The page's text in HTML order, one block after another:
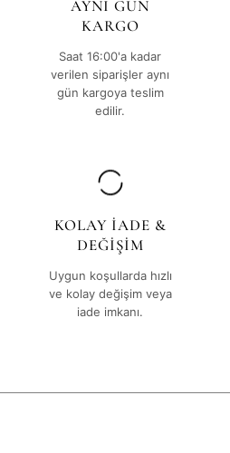
AYNI GÜN
KARGO
Saat 16:00'a kadar
verilen siparişler aynı
gün kargoya teslim
edilir.
KOLAY İADE &
DEĞİŞİM
Uygun koşullarda hızlı
ve kolay değişim veya
iade imkanı.